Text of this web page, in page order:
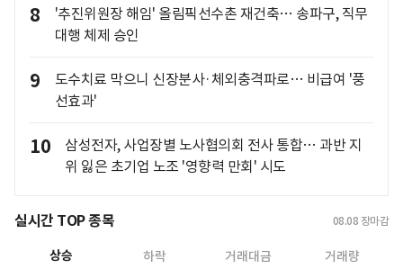
8
'추진위원장 해임' 올림픽선수촌 재건축… 송파구, 직무
대행 체제 승인
9
도수치료 막으니 신장분사·체외충격파로… 비급여 '풍
선효과'
10
삼성전자, 사업장별 노사협의회 전사 통합… 과반 지
위 잃은 초기업 노조 '영향력 만회' 시도
실시간 TOP 종목 08.08 장마감
상승 하락 거래대금 거래량